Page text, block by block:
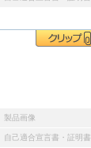
製品画像
自己適合宣言書・証明書